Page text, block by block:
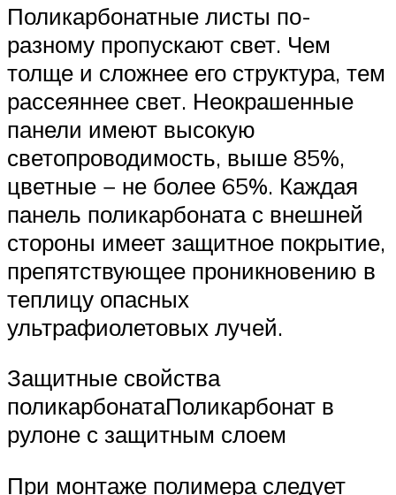
Поликарбонатные листы по-
разному пропускают свет. Чем
толще и сложнее его структура, тем
рассеяннее свет. Неокрашенные
панели имеют высокую
светопроводимость, выше 85%,
цветные − не более 65%. Каждая
панель поликарбоната с внешней
стороны имеет защитное покрытие,
препятствующее проникновению в
теплицу опасных
ультрафиолетовых лучей.
Защитные свойства
поликарбонатаПоликарбонат в
рулоне с защитным слоем
При монтаже полимера следует